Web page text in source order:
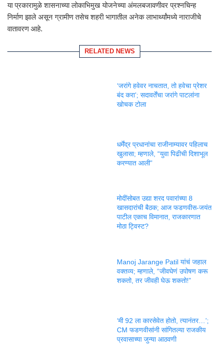
या प्रकारामुळे शासनाच्या लोकाभिमुख योजनेच्या अंमलबजावणीवर प्रश्नचिन्ह
निर्माण झाले असून ग्रामीण तसेच शहरी भागातील अनेक लाभार्थ्यांमध्ये नाराजीचे
वातावरण आहे.
RELATED NEWS
‘जरांगे हवेवर नाचतात, तो हवेचा प्रेशर
बंद करा’; सदावर्तेंचा जरांगे पाटलांना
खोचक टोला
धर्मेंद्र प्रधानांचा राजीनाम्यावर पहिलाच
खुलासा; म्हणाले, “युवा पिढीची दिशाभूल
करण्यात आली”
मोदींसोबत उद्या शरद पवारांच्या 8
खासदारांची बैठक; आज फडणवीस-जयंत
पाटील एकाच विमानात, राजकारणात
मोठा ट्विस्ट?
Manoj Jarange Patil यांचं जहाल
वक्तव्य; म्हणाले, “जीवघेणं उपोषण करू
शकतो, तर जीवही घेऊ शकतो!”
‘मी 92 ला कारसेवेत होतो, त्यानंतर…’;
CM फडणवीसांनी सांगितल्या राजकीय
प्रवासाच्या जुन्या आठवणी